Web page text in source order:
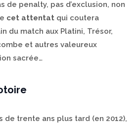
de penalty, pas d’exclusion, non
cet attentat qui coutera
du match aux Platini, Trésor,
et autres valeureux
sacrée…
de trente ans plus tard (en 2012),